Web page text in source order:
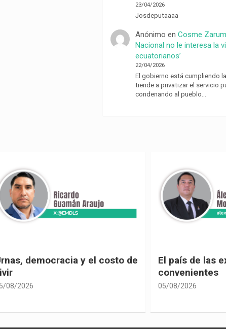
23/04/2026
Josdeputaaaa
Anónimo enCosme
Nacional no le interesa la
ecuatorianos’
22/04/2026
El gobierno está cumpliendo
tiende a privatizar el servicio
condenando al pueblo…
democracia y el costo de
08/2026
El país de las
convenientes
05/08/2026